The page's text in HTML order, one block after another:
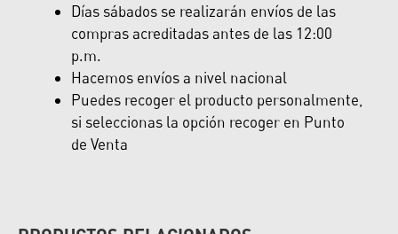
Días sábados se realizarán envíos de las
compras acreditadas antes de las 12:00
p.m.
Hacemos envíos a nivel nacional
Puedes recoger el producto personalmente,
si seleccionas la opción recoger en Punto
de Venta